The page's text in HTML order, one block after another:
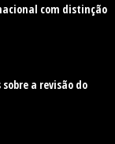
com distinção
a revisão do